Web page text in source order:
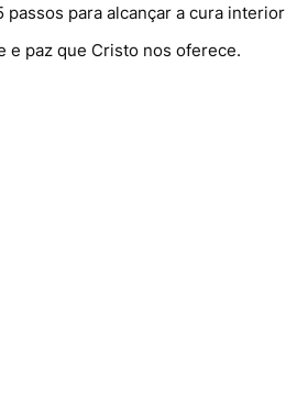
para alcançar a cura interior
e paz que Cristo nos oferece.